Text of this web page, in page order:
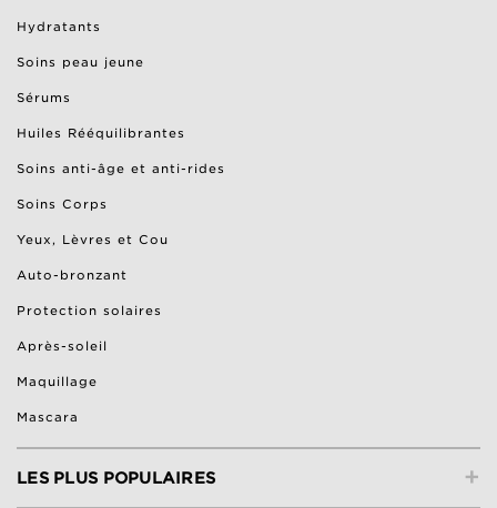
Hydratants
Soins peau jeune
Sérums
Huiles Rééquilibrantes
Soins anti-âge et anti-rides
Soins Corps
Yeux, Lèvres et Cou
Auto-bronzant
Protection solaires
Après-soleil
Maquillage
Mascara
+
LES PLUS POPULAIRES